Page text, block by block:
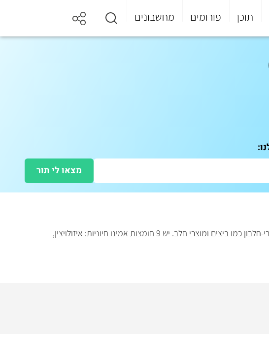
תוכן פורומים מחשבונים
מצאו לי תור
חומצת אמינו החיונית לצמיחה והתפתחות תקינה, ושהגוף אינו מסוגל לסנתז אותה בעצמו, ומקבל אותה ממזונות עתירי-חלבון כמו ביצים ומוצרי חלב. יש 9 חומצות אמינו חיוניות: איזולויצין,